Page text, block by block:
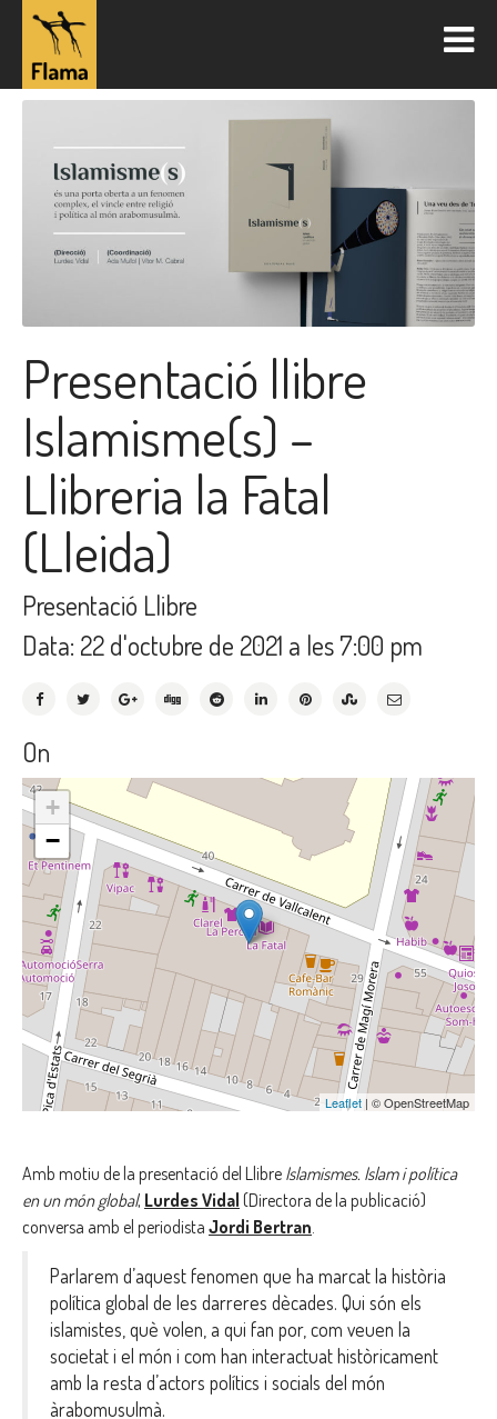
Presentació llibre
Islamisme(s) –
Llibreria la Fatal
(Lleida)
Presentació Llibre
Data: 22 d'octubre de 2021 a les 7:00 pm
On
+
−
Leaflet | © OpenStreetMap
Amb motiu de la presentació del Llibre Islamismes. Islam i política
en un món global, Lurdes Vidal (Directora de la publicació)
conversa amb el periodista Jordi Bertran.
Parlarem d’aquest fenomen que ha marcat la història
política global de les darreres dècades. Qui són els
islamistes, què volen, a qui fan por, com veuen la
societat i el món i com han interactuat històricament
amb la resta d’actors polítics i socials del món
àrabomusulmà.